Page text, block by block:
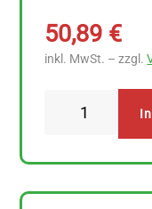
50,89 €
inkl. MwSt. – zzgl.